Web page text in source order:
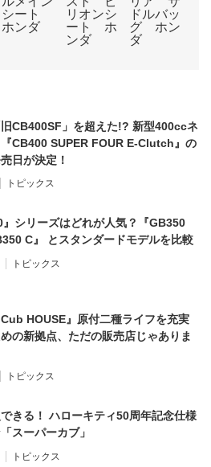
CB400SF」を超えた!? 新型400ccネ
CB400 SUPER FOUR E-Clutch』の
日が決定！
トピックス
』シリーズはどれが人気？『GB350
C』 とスタンダードモデルを比較
トピックス
HOUSE』原付二種ライフを充実
の新拠点、ただの販売店じゃありま
トピックス
きる！ ハローキティ50周年記念仕様
スーパーカブ」
トピックス